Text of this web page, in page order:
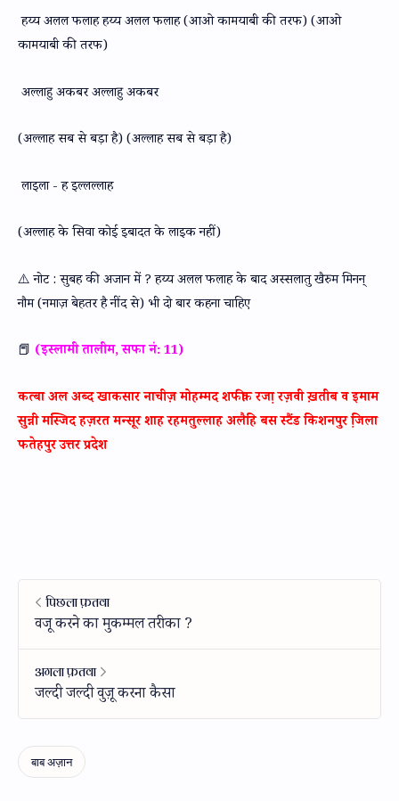
हय्य अलल फलाह हय्य अलल फलाह (आओ कामयाबी की तरफ) (आओ
कामयाबी की तरफ)
अल्लाहु अकबर अल्लाहु अकबर
(अल्लाह सब से बड़ा है) (अल्लाह सब से बड़ा है)
लाइला - ह इल्लल्लाह
(अल्लाह के सिवा कोई इबादत के लाइक नहीं)
⚠️ नोट : सुबह की अजान में ? हय्य अलल फलाह के बाद अस्सलातु खैरुम मिनन्
नौम (नमाज़ बेहतर है नींद से) भी दो बार कहना चाहिए
📕 (इस्लामी तालीम, सफा नं: 11)
कत्बा अल अब्द खाकसार नाचीज़ मोहम्मद शफीक़ रजा़ रज़वी ख़तीब व इमाम
सुन्नी मस्जिद हज़रत मन्सूर शाह रहमतुल्लाह अलैहि बस स्टैंड किशनपुर जि़ला
फतेहपुर उत्तर प्रदेश